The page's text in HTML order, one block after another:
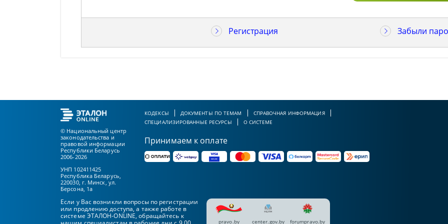
Регистрация Забыли
© Национальный центр
законодательства и
правовой информации
Республики Беларусь
2006-2026
УНП 102411425
Республика Беларусь,
220030, г. Минск, ул.
Берсона, 1а
КОДЕКСЫ ДОКУМЕНТЫ ПО ТЕМАМ
СПРАВОЧНАЯ ИНФОРМАЦИЯ
СПЕЦИАЛИЗИРОВАННЫЕ РЕСУРСЫ
О СИСТЕМЕ
Принимаем к оплате
Если у Вас возникли вопросы по регистрации
или продлению доступа, а также работе в
системе ЭТАЛОН-ONLINE, обращайтесь к
pravo.by center.gov.by forumpravo.by